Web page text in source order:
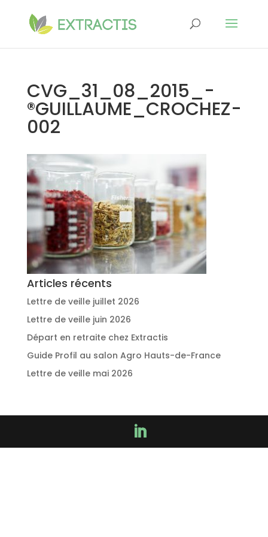
CVG_31_08_2015_-
®GUILLAUME_CROCHEZ-
002
Articles récents
Lettre de veille juillet 2026
Lettre de veille juin 2026
Départ en retraite chez Extractis
Guide Profil au salon Agro Hauts-de-France
Lettre de veille mai 2026